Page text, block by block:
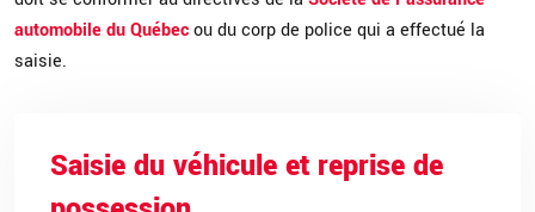
automobile du Québecou du corp de police qui a effectué la
saisie.
Saisie du véhicule et reprise de